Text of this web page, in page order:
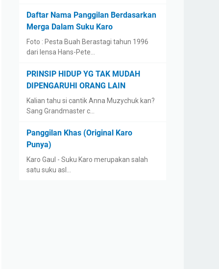
Daftar Nama Panggilan Berdasarkan
Merga Dalam Suku Karo
Foto : Pesta Buah Berastagi tahun 1996
dari lensa Hans-Pete…
PRINSIP HIDUP YG TAK MUDAH
DIPENGARUHI ORANG LAIN
Kalian tahu si cantik Anna Muzychuk kan?
Sang Grandmaster c…
Panggilan Khas (Original Karo
Punya)
Karo Gaul - Suku Karo merupakan salah
satu suku asl…